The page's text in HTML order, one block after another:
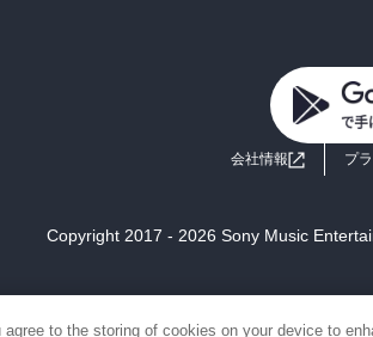
会社情報 プ
Copyright 2017 - 2026 Sony Music
agree to the storing of cookies on your device to